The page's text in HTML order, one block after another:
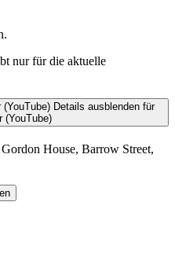
nur für die aktuelle
Details ausblendenfür
(YouTube)
House, Barrow Street,